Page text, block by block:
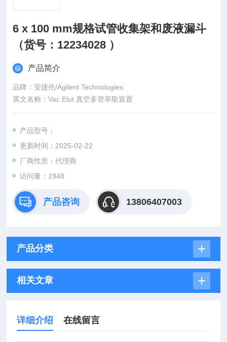
6 x 100 mm规格试管收集架和废液漏斗
（货号：12234028 ）
产品简介
品牌：安捷伦/Agilent Technologies
英文名称：Vac Elut 真空多管萃取装置
产品型号：
更新时间：2025-02-22
厂商性质：代理商
访问量：1948
产品咨询 13806407003
产品分类
相关文章
详细介绍 在线留言